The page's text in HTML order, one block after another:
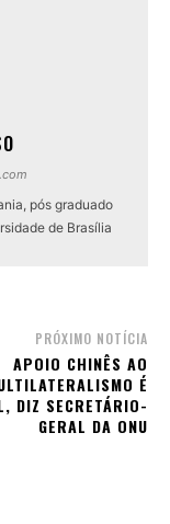
pós graduado
de Brasília
PRÓXIMO NOTÍCIA
APOIO CHINÊS AO
É
DIZ SECRETÁRIO-
GERAL DA ONU